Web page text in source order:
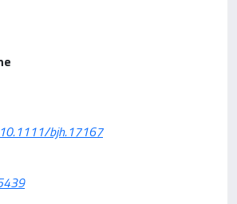
bjh.17167